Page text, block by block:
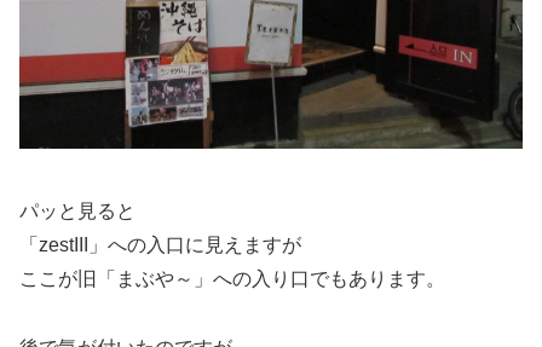
パッと見ると
「zestIII」への入口に見えますが
ここが旧「まぶや～」への入り口でもあります。